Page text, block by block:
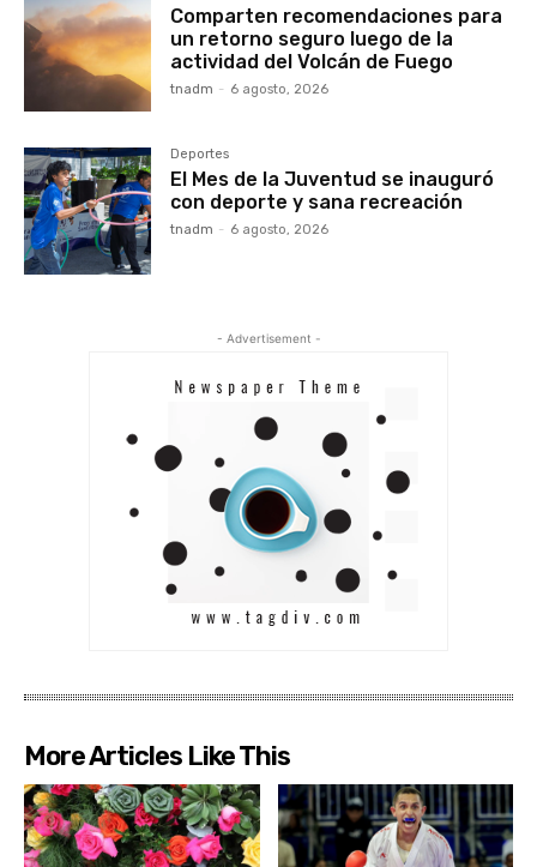
Comparten recomendaciones para
un retorno seguro luego de la
actividad del Volcán de Fuego
tnadm - 6 agosto, 2026
Deportes
El Mes de la Juventud se inauguró
con deporte y sana recreación
tnadm - 6 agosto, 2026
- Advertisement -
More Articles Like This